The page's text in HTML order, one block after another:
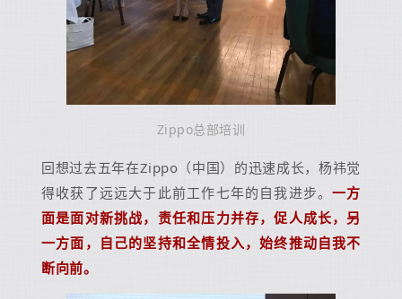
Zippo总部培训
回想过去五年在Zippo（中国）的迅速成长，杨祎觉
得收获了远远大于此前工作七年的自我进步。一方
面是面对新挑战，责任和压力并存，促人成长，另
一方面，自己的坚持和全情投入，始终推动自我不
断向前。